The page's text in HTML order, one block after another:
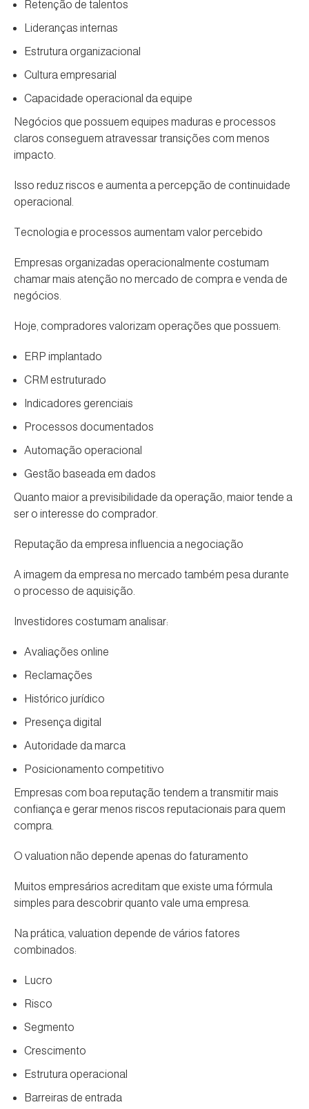
Retenção de talentos
Lideranças internas
Estrutura organizacional
Cultura empresarial
Capacidade operacional da equipe
Negócios que possuem equipes maduras e processos
claros conseguem atravessar transições com menos
impacto.
Isso reduz riscos e aumenta a percepção de continuidade
operacional.
Tecnologia e processos aumentam valor percebido
Empresas organizadas operacionalmente costumam
chamar mais atenção no mercado de compra e venda de
negócios.
Hoje, compradores valorizam operações que possuem:
ERP implantado
CRM estruturado
Indicadores gerenciais
Processos documentados
Automação operacional
Gestão baseada em dados
Quanto maior a previsibilidade da operação, maior tende a
ser o interesse do comprador.
Reputação da empresa influencia a negociação
A imagem da empresa no mercado também pesa durante
o processo de aquisição.
Investidores costumam analisar:
Avaliações online
Reclamações
Histórico jurídico
Presença digital
Autoridade da marca
Posicionamento competitivo
Empresas com boa reputação tendem a transmitir mais
confiança e gerar menos riscos reputacionais para quem
compra.
O valuation não depende apenas do faturamento
Muitos empresários acreditam que existe uma fórmula
simples para descobrir quanto vale uma empresa.
Na prática, valuation depende de vários fatores
combinados:
Lucro
Risco
Segmento
Crescimento
Estrutura operacional
Barreiras de entrada